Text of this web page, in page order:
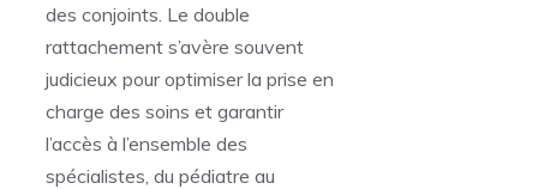
des conjoints. Le double
rattachement s’avère souvent
judicieux pour optimiser la prise en
charge des soins et garantir
l’accès à l’ensemble des
spécialistes, du pédiatre au